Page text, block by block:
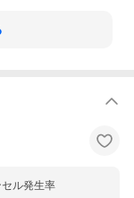
ル発生率